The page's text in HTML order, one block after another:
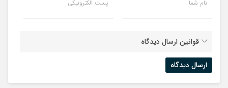
نام شما پست الکترونیکی
قوانین ارسال دیدگاه